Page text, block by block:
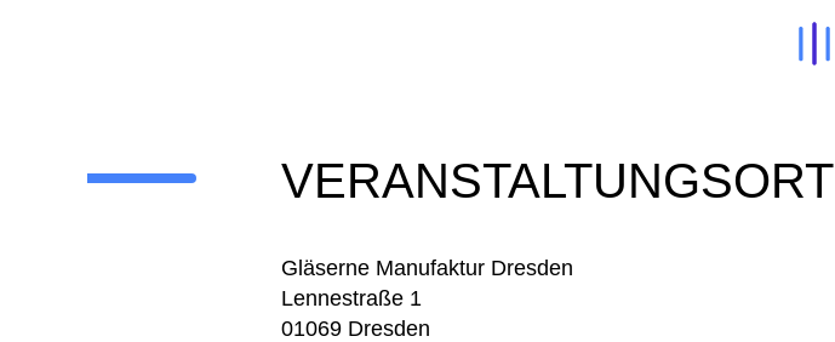
VERANSTALTUNGSORT
Gläserne Manufaktur Dresden
Lennestraße 1
01069 Dresden